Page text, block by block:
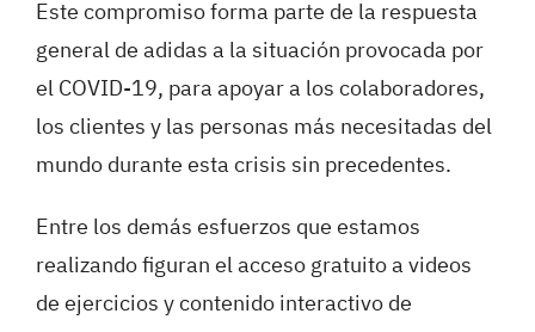
Este compromiso forma parte de la respuesta
general de adidas a la situación provocada por
el COVID-19, para apoyar a los colaboradores,
los clientes y las personas más necesitadas del
mundo durante esta crisis sin precedentes.
Entre los demás esfuerzos que estamos
realizando figuran el acceso gratuito a videos
de ejercicios y contenido interactivo de